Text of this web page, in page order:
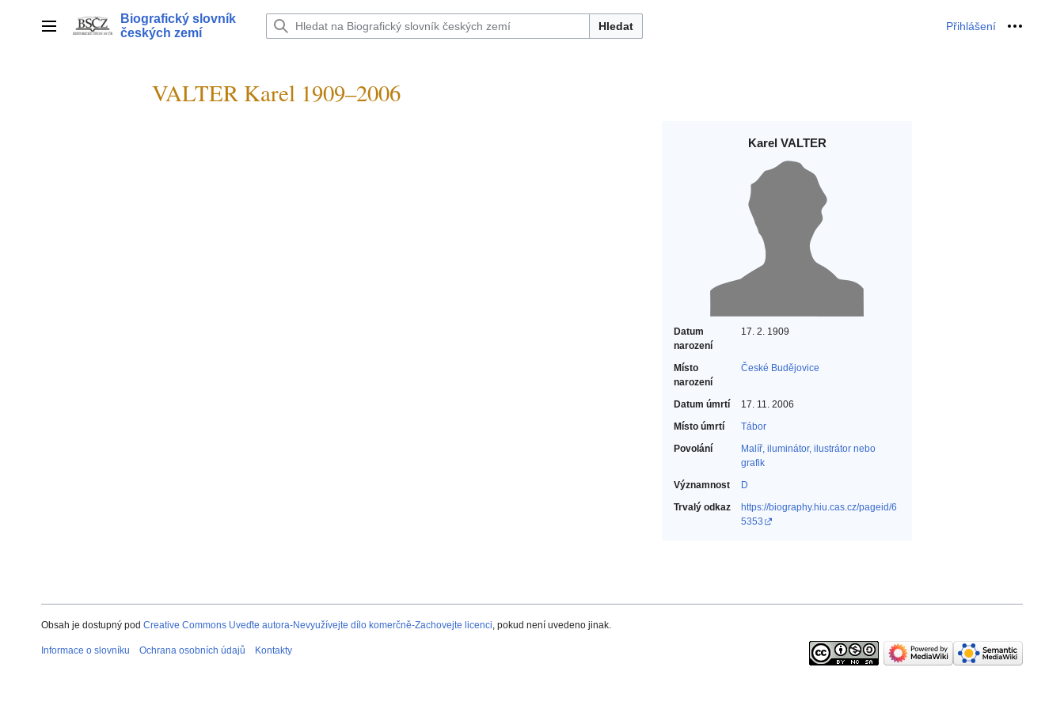
Hlavní menu
Biografický slovník
českých zemí
Hledat Přihlášení Osobní
VALTER Karel 1909–2006
Karel VALTER
Datum
narození
17. 2. 1909
Místo
narození
České Budějovice
Datum úmrtí
17. 11. 2006
Místo úmrtí
Tábor
Povolání
Malíř, iluminátor, ilustrátor nebo
grafik‎
Významnost
D
Trvalý odkaz
https://biography.hiu.cas.cz/pageid/6
5353
Obsah je dostupný pod Creative Commons Uveďte autora-Nevyužívejte dílo komerčně-Zachovejte licenci, pokud není uvedeno jinak.
Informace o slovníku Ochrana osobních údajů Kontakty